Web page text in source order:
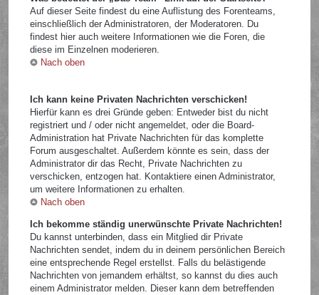
Auf dieser Seite findest du eine Auflistung des Forenteams,
einschließlich der Administratoren, der Moderatoren. Du
findest hier auch weitere Informationen wie die Foren, die
diese im Einzelnen moderieren.
Nach oben
Ich kann keine Privaten Nachrichten verschicken!
Hierfür kann es drei Gründe geben: Entweder bist du nicht
registriert und / oder nicht angemeldet, oder die Board-
Administration hat Private Nachrichten für das komplette
Forum ausgeschaltet. Außerdem könnte es sein, dass der
Administrator dir das Recht, Private Nachrichten zu
verschicken, entzogen hat. Kontaktiere einen Administrator,
um weitere Informationen zu erhalten.
Nach oben
Ich bekomme ständig unerwünschte Private Nachrichten!
Du kannst unterbinden, dass ein Mitglied dir Private
Nachrichten sendet, indem du in deinem persönlichen Bereich
eine entsprechende Regel erstellst. Falls du belästigende
Nachrichten von jemandem erhältst, so kannst du dies auch
einem Administrator melden. Dieser kann dem betreffenden